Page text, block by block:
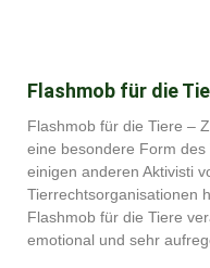
Flashmob für die
Flashmob für die Tiere –
eine besondere Form
einigen anderen Aktivisti
Tierrechtsorganisationen
Flashmob für die Tiere
emotional und sehr